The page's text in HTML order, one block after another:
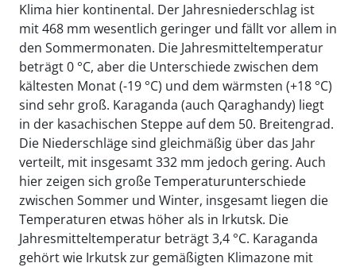
Klima hier kontinental. Der Jahresniederschlag ist
mit 468 mm wesentlich geringer und fällt vor allem in
den Sommermonaten. Die Jahresmitteltemperatur
beträgt 0 °C, aber die Unterschiede zwischen dem
kältesten Monat (-19 °C) und dem wärmsten (+18 °C)
sind sehr groß. Karaganda (auch Qaraghandy) liegt
in der kasachischen Steppe auf dem 50. Breitengrad.
Die Niederschläge sind gleichmäßig über das Jahr
verteilt, mit insgesamt 332 mm jedoch gering. Auch
hier zeigen sich große Temperaturunterschiede
zwischen Sommer und Winter, insgesamt liegen die
Temperaturen etwas höher als in Irkutsk. Die
Jahresmitteltemperatur beträgt 3,4 °C. Karaganda
gehört wie Irkutsk zur gemäßigten Klimazone mit